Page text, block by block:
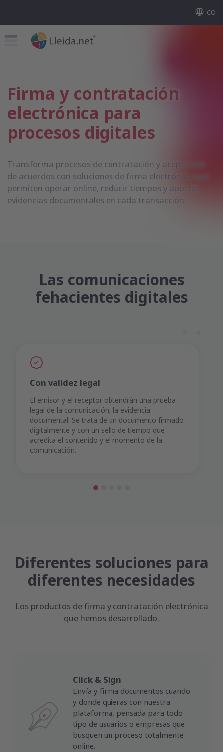
CO
Firma y contratación
electrónica para
procesos digitales
Transforma procesos de contratación y aceptación
de acuerdos con soluciones de firma electrónica que
permiten operar online, reducir tiempos y aportar
evidencias documentales en cada transacción.
Las comunicaciones
fehacientes digitales
Con validez legal
El emisor y el receptor obtendrán una prueba
legal de la comunicación, la evidencia
documental. Se trata de un documento firmado
digitalmente y con un sello de tiempo que
acredita el contenido y el momento de la
comunicación.
Diferentes soluciones para
diferentes necesidades
Los productos de firma y contratación electrónica
que hemos desarrollado.
Click & Sign
Envía y firma documentos cuando
y donde quieras con nuestra
plataforma, pensada para todo
tipo de usuarios o empresas que
busquen un proceso totalmente
online.